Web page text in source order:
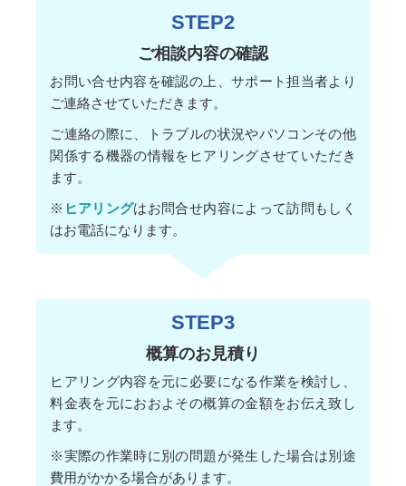
STEP2
ご相談内容の確認
お問い合せ内容を確認の上、サポート担当者より
ご連絡させていただきます。
ご連絡の際に、トラブルの状況やパソコンその他
関係する機器の情報をヒアリングさせていただき
ます。
※ ヒアリングはお問合せ内容によって訪問もしく
はお電話になります。
STEP3
概算のお見積り
ヒアリング内容を元に必要になる作業を検討し、
料金表を元におおよその概算の金額をお伝え致し
ます。
※実際の作業時に別の問題が発生した場合は別途
費用がかかる場合があります。